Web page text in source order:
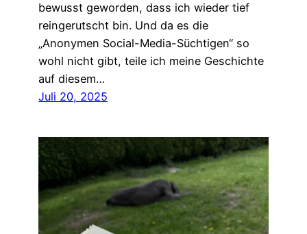
bewusst geworden, dass ich wieder tief
reingerutscht bin. Und da es die
„Anonymen Social-Media-Süchtigen“ so
wohl nicht gibt, teile ich meine Geschichte
auf diesem…
Juli 20, 2025